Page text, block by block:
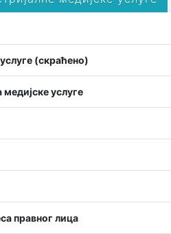
(скраћено)
услуге
правног лица